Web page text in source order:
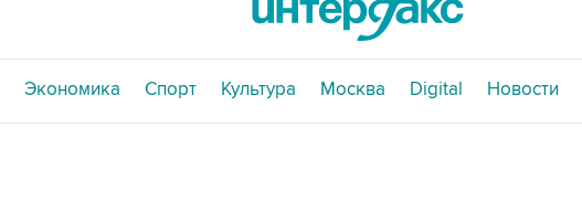
Экономика Спорт Культура Москва Digital Новости